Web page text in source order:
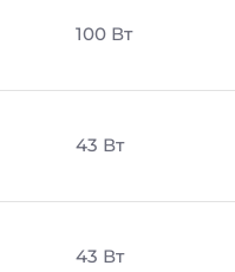
100 Вт
43 Вт
43 Вт